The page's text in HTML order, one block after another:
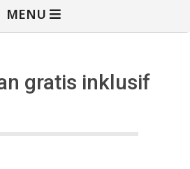
MENU
gratis inklusif